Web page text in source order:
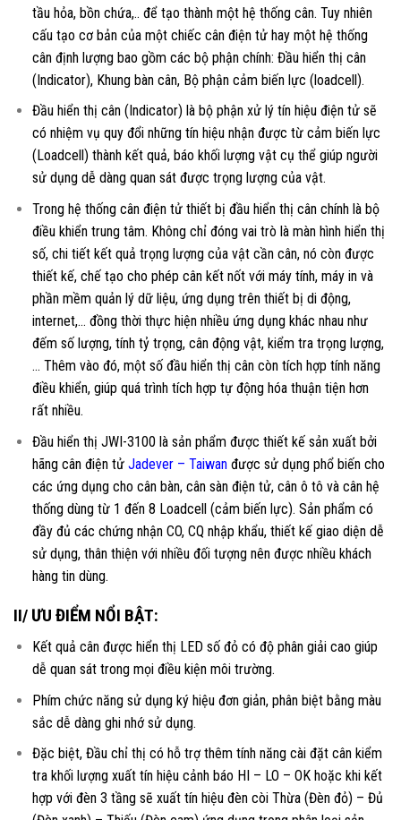
tầu hỏa, bồn chứa,.. để tạo thành một hệ thống cân. Tuy nhiên
cấu tạo cơ bản của một chiếc cân điện tử hay một hệ thống
cân định lượng bao gồm các bộ phận chính: Đầu hiển thị cân
(Indicator), Khung bàn cân, Bộ phận cảm biến lực (loadcell).
Đầu hiển thị cân (Indicator) là bộ phận xử lý tín hiệu điện tử sẽ
có nhiệm vụ quy đổi những tín hiệu nhận được từ cảm biến lực
(Loadcell) thành kết quả, báo khối lượng vật cụ thể giúp người
sử dụng dễ dàng quan sát được trọng lượng của vật.
Trong hệ thống cân điện tử thiết bị đầu hiển thị cân chính là bộ
điều khiển trung tâm. Không chỉ đóng vai trò là màn hình hiển thị
số, chi tiết kết quả trọng lượng của vật cần cân, nó còn được
thiết kế, chế tạo cho phép cân kết nốt với máy tính, máy in và
phần mềm quản lý dữ liệu, ứng dụng trên thiết bị di động,
internet,… đồng thời thực hiện nhiều ứng dụng khác nhau như
đếm số lượng, tính tỷ trọng, cân động vật, kiểm tra trọng lượng,
… Thêm vào đó, một số đầu hiển thị cân còn tích hợp tính năng
điều khiển, giúp quá trình tích hợp tự động hóa thuận tiện hơn
rất nhiều.
Đầu hiển thị JWI-3100 là sản phẩm được thiết kế sản xuất bởi
hãng cân điện tử Jadever – Taiwanđược sử dụng phổ biến cho
các ứng dụng cho cân bàn, cân sàn điện tử, cân ô tô và cân hệ
thống dùng từ 1 đến 8 Loadcell (cảm biến lực). Sản phẩm có
đầy đủ các chứng nhận CO, CQ nhập khẩu, thiết kế giao diện dễ
sử dụng, thân thiện với nhiều đối tượng nên được nhiều khách
hàng tin dùng.
II/ ƯU ĐIỂM NỔI BẬT:
Kết quả cân được hiển thị LED số đỏ có độ phân giải cao giúp
dễ quan sát trong mọi điều kiện môi trường.
Phím chức năng sử dụng ký hiệu đơn giản, phân biệt bằng màu
sắc dễ dàng ghi nhớ sử dụng.
Đặc biệt, Đầu chỉ thị có hỗ trợ thêm tính năng cài đặt cân kiểm
tra khối lượng xuất tín hiệu cảnh báo HI – LO – OK hoặc khi kết
hợp với đèn 3 tầng sẽ xuất tín hiệu đèn còi Thừa (Đèn đỏ) – Đủ